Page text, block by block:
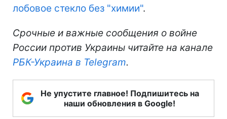
лобовое стекло без "химии".
Срочные и важные сообщения о войне
России против Украины читайте на канале
РБК-Украина в Telegram.
Не упустите главное! Подпишитесь на
наши обновления в Google!